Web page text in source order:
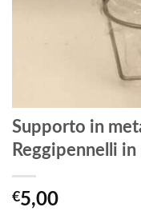
Supporto in
Reggipennelli
€5,00